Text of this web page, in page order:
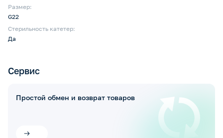
Размер:
G22
Стерильность катетер:
Да
Сервис
Простой обмен и возврат товаров